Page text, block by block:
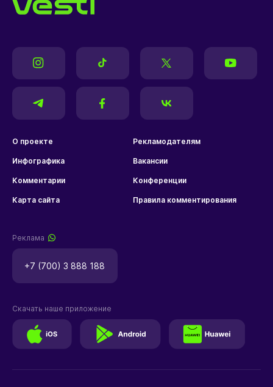
О проекте Рекламодателям
Инфографика Вакансии
Комментарии Конференции
Карта сайта Правила комментирования
Реклама
+7 (700) 3 888 188
Скачать наше приложение